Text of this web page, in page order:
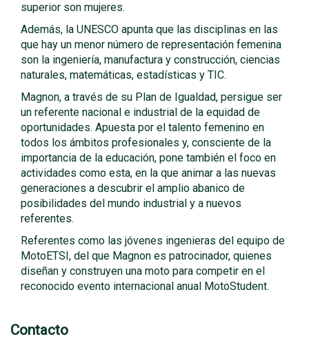
superior son mujeres.
Además, la UNESCO apunta que las disciplinas en las
que hay un menor número de representación femenina
son la ingeniería, manufactura y construcción, ciencias
naturales, matemáticas, estadísticas y TIC.
Magnon, a través de su Plan de Igualdad, persigue ser
un referente nacional e industrial de la equidad de
oportunidades. Apuesta por el talento femenino en
todos los ámbitos profesionales y, consciente de la
importancia de la educación, pone también el foco en
actividades como esta, en la que animar a las nuevas
generaciones a descubrir el amplio abanico de
posibilidades del mundo industrial y a nuevos
referentes.
Referentes como las jóvenes ingenieras del equipo de
MotoETSI, del que Magnon es patrocinador, quienes
diseñan y construyen una moto para competir en el
reconocido evento internacional anual MotoStudent.
Contacto